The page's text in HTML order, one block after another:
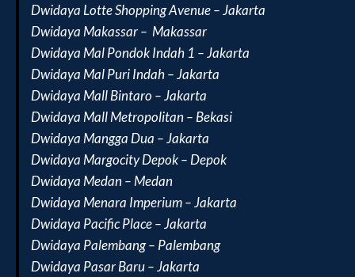
Dwidaya Lotte Shopping Avenue – Jakarta
Dwidaya Makassar – Makassar
Dwidaya Mal Pondok Indah 1 – Jakarta
Dwidaya Mal Puri Indah – Jakarta
Dwidaya Mall Bintaro – Jakarta
Dwidaya Mall Metropolitan – Bekasi
Dwidaya Mangga Dua – Jakarta
Dwidaya Margocity Depok – Depok
Dwidaya Medan – Medan
Dwidaya Menara Imperium – Jakarta
Dwidaya Pacific Place – Jakarta
Dwidaya Palembang – Palembang
Dwidaya Pasar Baru – Jakarta